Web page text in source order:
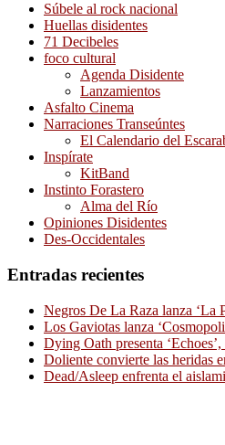
Súbele al rock nacional
Huellas disidentes
71 Decibeles
foco cultural
Agenda Disidente
Lanzamientos
Asfalto Cinema
Narraciones Transeúntes
El Calendario del
Inspírate
KitBand
Instinto Forastero
Alma del Río
Opiniones Disidentes
Des-Occidentales
Entradas recientes
Negros De La Raza lanza ‘La
Los Gaviotas lanza
Dying Oath presenta
Doliente convierte las heridas
Dead/Asleep enfrenta el